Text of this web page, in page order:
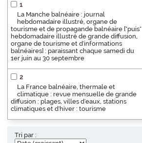
1
La Manche balnéaire : journal
hebdomadaire illustré, organe de
tourisme et de propagande balnéaire ["puis"
hebdomadaire illustré de grande diffusion,
organe de tourisme et d'informations
balnéaires] : paraissant chaque samedi du
1er juin au 30 septembre
2
La France balnéaire, thermale et
climatique : revue mensuelle de grande
diffusion : plages, villes d'eaux, stations
climatiques et d'hiver : tourisme
Tri par :